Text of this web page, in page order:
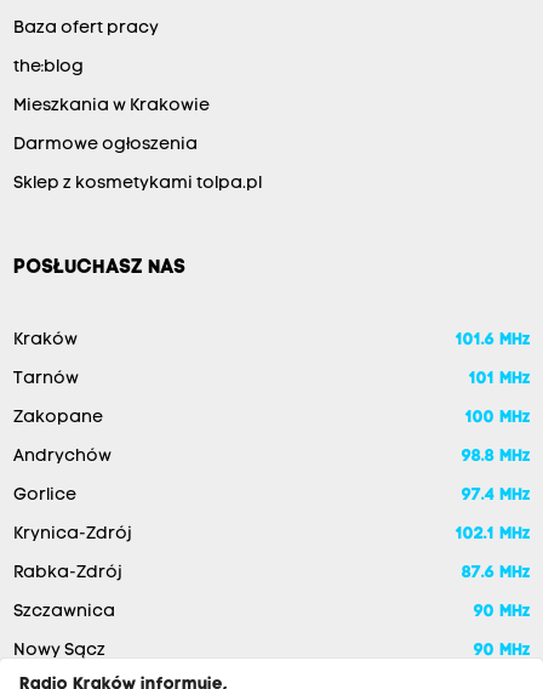
Baza ofert pracy
the:blog
Mieszkania w Krakowie
Darmowe ogłoszenia
Sklep z kosmetykami tolpa.pl
POSŁUCHASZ NAS
Kraków 101.6 MHz
Tarnów 101 MHz
Zakopane 100 MHz
Andrychów 98.8 MHz
Gorlice 97.4 MHz
Krynica-Zdrój 102.1 MHz
Rabka-Zdrój 87.6 MHz
Szczawnica 90 MHz
Nowy Sącz
90 MHz
Radio Kraków informuje,